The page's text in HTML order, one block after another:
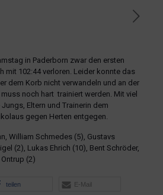
in Paderborn zwar den ersten
mit 102:44 verloren. Leider konnte das
dem Korb nicht verwandeln und an der
noch hart trainiert werden. Mit viel
Eltern und Trainerin dem
gegen Herten entgegen.
William Schmedes (5), Gustavs
(2), Lukas Ehrich (10), Bent Schröder,
(2)
teilen E-Mail